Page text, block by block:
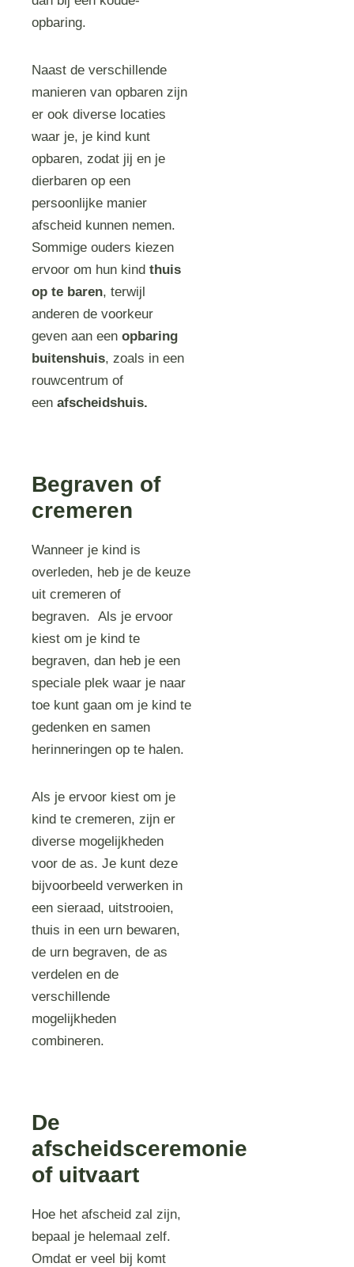
opbaring.
Naast de verschillende
manieren van opbaren zijn
er ook diverse locaties
waar je, je kind kunt
opbaren, zodat jij en je
dierbaren op een
persoonlijke manier
afscheid kunnen nemen.
Sommige ouders kiezen
ervoor om hun kindthuis
op te baren, terwijl
anderen de voorkeur
geven aan eenopbaring
buitenshuis, zoals in een
rouwcentrum of
eenafscheidshuis.
Begraven of
cremeren
Wanneer je kind is
overleden, heb je de keuze
uit cremeren of
begraven. Als je ervoor
kiest om je kind te
begraven, dan heb je een
speciale plek waar je naar
toe kunt gaan om je kind te
gedenken en samen
herinneringen op te halen.
Als je ervoor kiest om je
kind te cremeren, zijn er
diverse mogelijkheden
voor de as. Je kunt deze
bijvoorbeeld verwerken in
een sieraad, uitstrooien,
thuis in een urn bewaren,
de urn begraven, de as
verdelen en de
verschillende
mogelijkheden
combineren.
De
afscheidsceremonie
of uitvaart
Hoe het afscheid zal zijn,
bepaal je helemaal zelf.
Omdat er veel bij komt